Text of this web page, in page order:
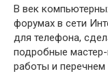
В век
форумах в сети
для телефона,
подробные
работы и